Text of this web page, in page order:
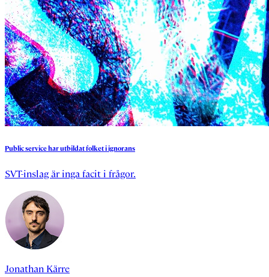
Publicserviceharutbildatfolketiignorans
SVT-inslag är inga facit i frågor.
Jonathan Kärre